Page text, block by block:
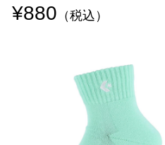
¥880 （税込）